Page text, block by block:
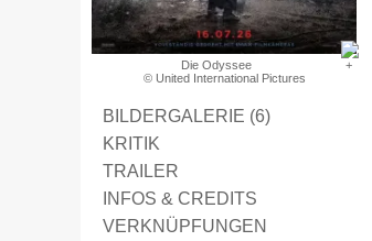
Die Odyssee
© United International Pictures
BILDERGALERIE (6)
KRITIK
TRAILER
INFOS & CREDITS
VERKNÜPFUNGEN